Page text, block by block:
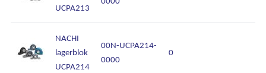
UCPA213
NACHI
lagerblok
UCPA214
00N-UCPA214-
0000
0